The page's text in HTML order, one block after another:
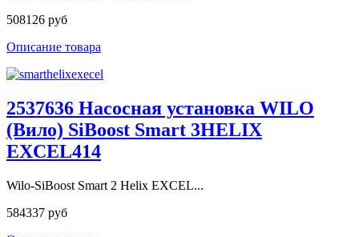
508126 руб
Описание товара
2537636 Насосная установка WILO
(Вило) SiBoost Smart 3HELIX
EXCEL414
Wilo-SiBoost Smart 2 Helix EXCEL...
584337 руб